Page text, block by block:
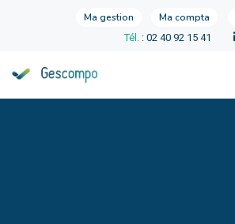
Ma gestion Ma compta
Tél. : 02 40 92 15 41